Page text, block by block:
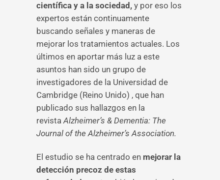
científica y a la sociedad, y por eso los
expertos están continuamente
buscando señales y maneras de
mejorar los tratamientos actuales. Los
últimos en aportar más luz a este
asuntos han sido un grupo de
investigadores de la Universidad de
Cambridge (Reino Unido) , que han
publicado sus hallazgos en la
revistaAlzheimer’s & Dementia: The
Journal of the Alzheimer’s Association.
El estudio se ha centrado en mejorar la
detección precoz de estas